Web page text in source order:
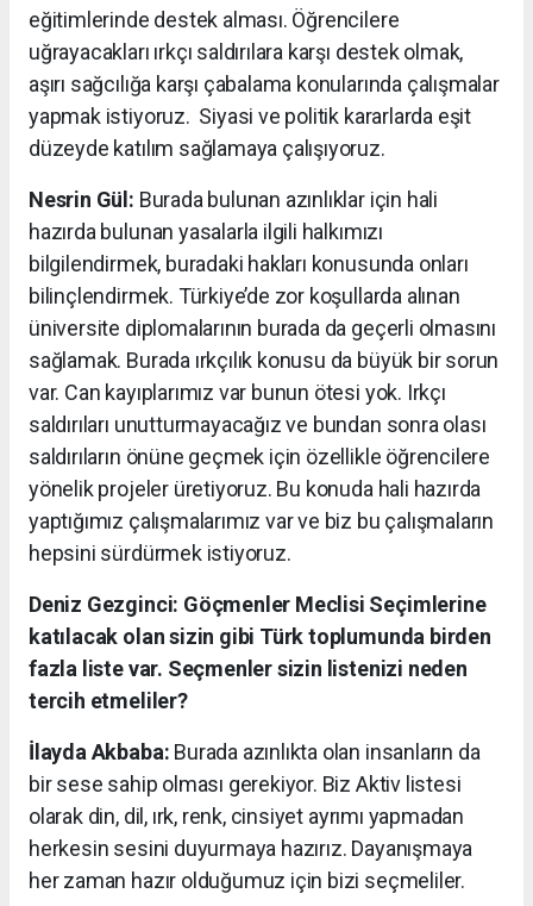
eğitimlerinde destek alması. Öğrencilere
uğrayacakları ırkçı saldırılara karşı destek olmak,
aşırı sağcılığa karşı çabalama konularında çalışmalar
yapmak istiyoruz. Siyasi ve politik kararlarda eşit
düzeyde katılım sağlamaya çalışıyoruz.
Nesrin Gül: Burada bulunan azınlıklar için hali
hazırda bulunan yasalarla ilgili halkımızı
bilgilendirmek, buradaki hakları konusunda onları
bilinçlendirmek. Türkiye’de zor koşullarda alınan
üniversite diplomalarının burada da geçerli olmasını
sağlamak. Burada ırkçılık konusu da büyük bir sorun
var. Can kayıplarımız var bunun ötesi yok. Irkçı
saldırıları unutturmayacağız ve bundan sonra olası
saldırıların önüne geçmek için özellikle öğrencilere
yönelik projeler üretiyoruz. Bu konuda hali hazırda
yaptığımız çalışmalarımız var ve biz bu çalışmaların
hepsini sürdürmek istiyoruz.
Deniz Gezginci: Göçmenler Meclisi Seçimlerine
katılacak olan sizin gibi Türk toplumunda birden
fazla liste var. Seçmenler sizin listenizi neden
tercih etmeliler?
İlayda Akbaba: Burada azınlıkta olan insanların da
bir sese sahip olması gerekiyor. Biz Aktiv listesi
olarak din, dil, ırk, renk, cinsiyet ayrımı yapmadan
herkesin sesini duyurmaya hazırız. Dayanışmaya
her zaman hazır olduğumuz için bizi seçmeliler.